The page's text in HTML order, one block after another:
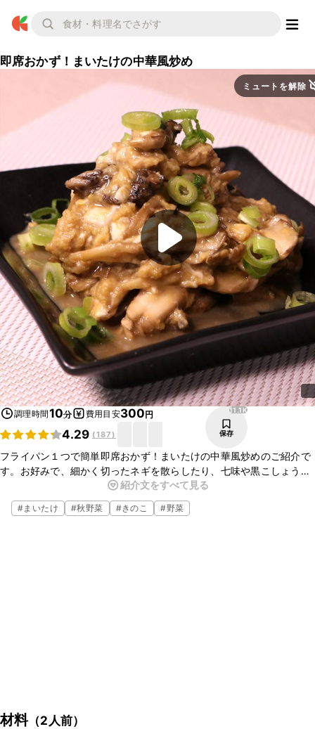
即席おかず！まいたけの中華風炒め
ミュートを解除
調理時間10分 費用目安300円
4.29 (187)
11.1K
保存
フライパン１つで簡単即席おかず！まいたけの中華風炒めのご紹介で
す。お好みで、細かく切ったネギを散らしたり、七味や黒こしょうを
入れてみても美味しいと思います。お弁当に入れる場合は、卵にしっ
かり火を通してくださいね。
紹介文をすべて見る
#まいたけ #秋野菜 #きのこ #野菜
材料（2人前）